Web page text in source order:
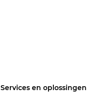
Services en oplossingen